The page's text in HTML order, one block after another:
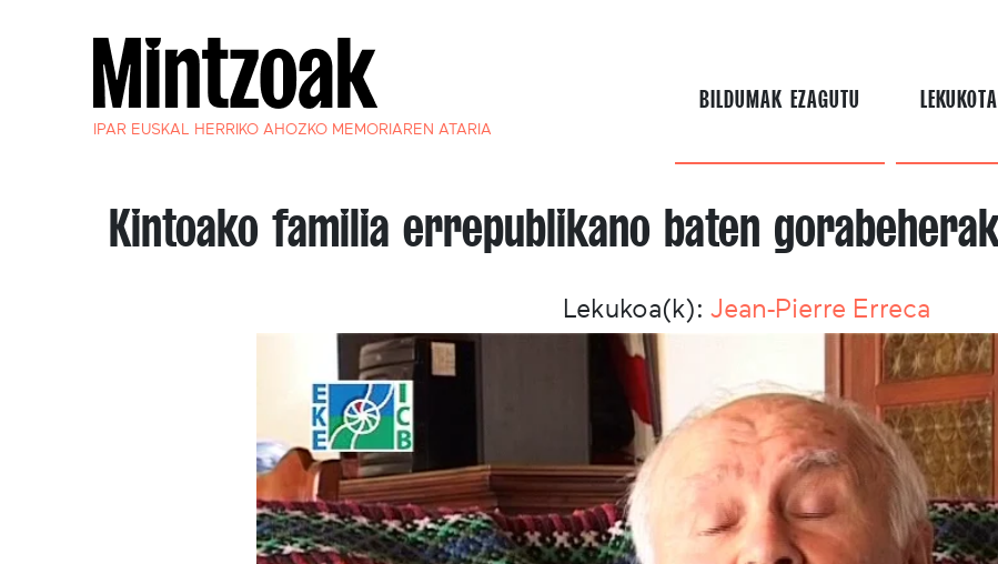
IPAR EUSKAL HERRIKO AHOZKO MEMORIAREN ATARIA
BILDUMAK EZAGUTU
Kintoako familia errepublikano baten
Lekukoa(k): Jean-Pierre Erreca